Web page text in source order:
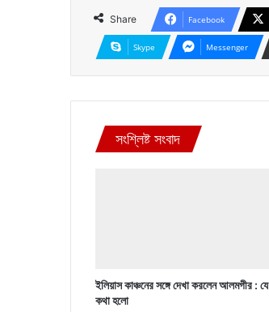
Share Facebook
Skype Messenger
সংশ্লিষ্ট সংবাদ
ইলিয়াস কাঞ্চনের সঙ্গে দেখা করলেন আলমগীর : যে
কথা হলো